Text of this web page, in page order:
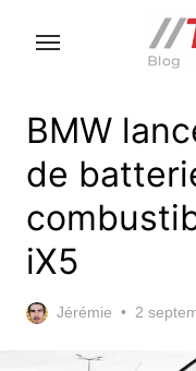
BMW
de
iX5
Jérémie
Posted
2